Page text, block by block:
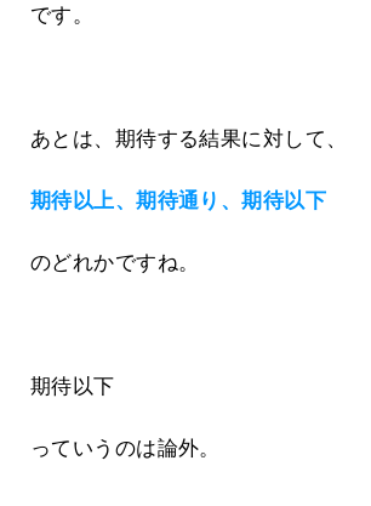
です。
あとは、期待する結果に対して、
期待以上、期待通り、期待以下
のどれかですね。
期待以下
っていうのは論外。